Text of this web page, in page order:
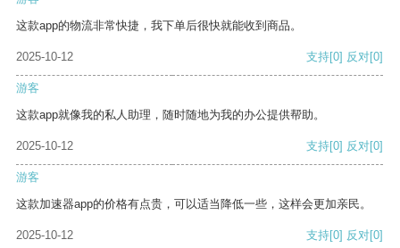
这款app的物流非常快捷，我下单后很快就能收到商品。
2025-10-12 支持[0] 反对[0]
游客
这款app就像我的私人助理，随时随地为我的办公提供帮助。
2025-10-12 支持[0] 反对[0]
游客
这款加速器app的价格有点贵，可以适当降低一些，这样会更加亲民。
2025-10-12 支持[0] 反对[0]